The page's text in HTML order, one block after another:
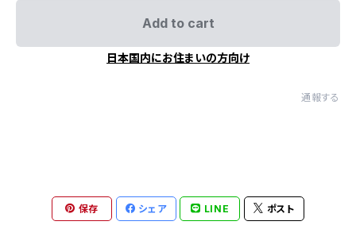
Add to cart
日本国内にお住まいの方向け
通報する
保存 シェア LINE ポスト